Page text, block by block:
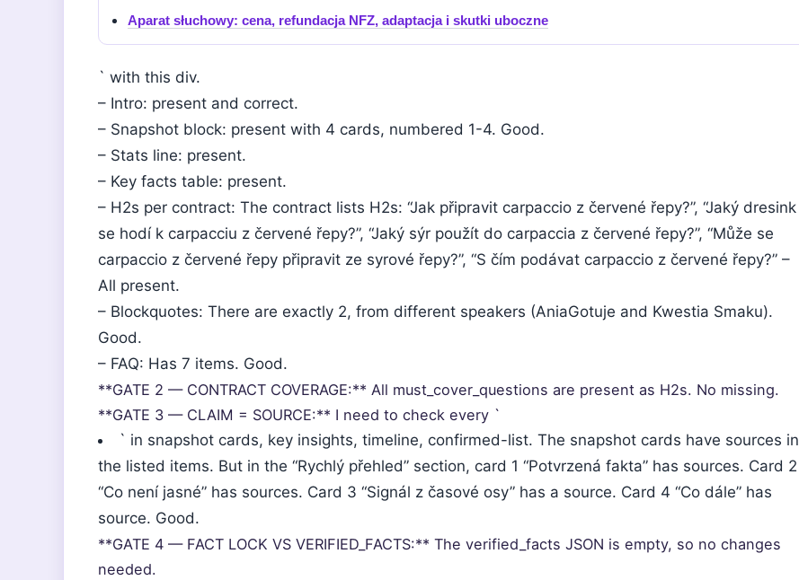
Aparat słuchowy: cena, refundacja NFZ, adaptacja i skutki uboczne
` with this div.
– Intro: present and correct.
– Snapshot block: present with 4 cards, numbered 1-4. Good.
– Stats line: present.
– Key facts table: present.
– H2s per contract: The contract lists H2s: “Jak připravit carpaccio z červené řepy?”, “Jaký dresink
se hodí k carpacciu z červené řepy?”, “Jaký sýr použít do carpaccia z červené řepy?”, “Může se
carpaccio z červené řepy připravit ze syrové řepy?”, “S čím podávat carpaccio z červené řepy?” –
All present.
– Blockquotes: There are exactly 2, from different speakers (AniaGotuje and Kwestia Smaku).
Good.
– FAQ: Has 7 items. Good.
**GATE 2 — CONTRACT COVERAGE:** All must_cover_questions are present as H2s. No missing.
**GATE 3 — CLAIM = SOURCE:** I need to check every `
` in snapshot cards, key insights, timeline, confirmed-list. The snapshot cards have sources in
the listed items. But in the “Rychlý přehled” section, card 1 “Potvrzená fakta” has sources. Card 2
“Co není jasné” has sources. Card 3 “Signál z časové osy” has a source. Card 4 “Co dále” has
source. Good.
**GATE 4 — FACT LOCK VS VERIFIED_FACTS:** The verified_facts JSON is empty, so no changes
needed.